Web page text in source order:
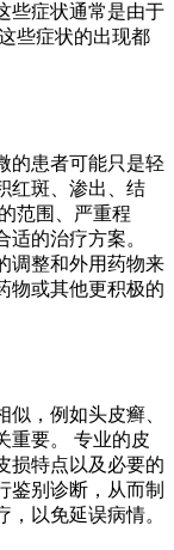
些症状通常是由于
些症状的出现都
的患者可能只是轻
红斑、渗出、结
范围、严重程
的治疗方案。
调整和外用药物来
物或其他更积极的
，例如头皮癣、
重要。 专业的皮
损特点以及必要的
鉴别诊断，从而制
以免延误病情。